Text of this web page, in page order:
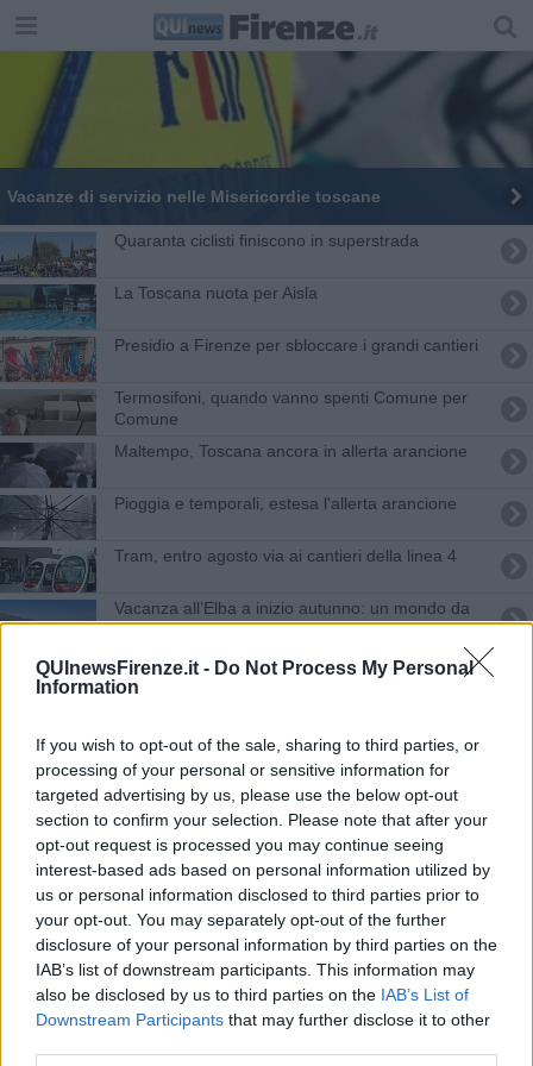
QUInewsFirenze.it - Do Not Process My Personal
Information
If you wish to opt-out of the sale, sharing to third parties, or
processing of your personal or sensitive information for
targeted advertising by us, please use the below opt-out
section to confirm your selection. Please note that after your
opt-out request is processed you may continue seeing
interest-based ads based on personal information utilized by
us or personal information disclosed to third parties prior to
your opt-out. You may separately opt-out of the further
disclosure of your personal information by third parties on the
IAB’s list of downstream participants. This information may
also be disclosed by us to third parties on the IAB’s List of
Downstream Participants that may further disclose it to other
Vacanze di servizio nelle Misericordie toscane
Quaranta ciclisti finiscono in superstrada
La Toscana nuota per Aisla
Presidio a Firenze per sbloccare i grandi cantieri
Termosifoni, quando vanno spenti Comune per
Comune
Maltempo, Toscana ancora in allerta arancione
Pioggia e temporali, estesa l'allerta arancione
Tram, entro agosto via ai cantieri della linea 4
​Vacanza all’Elba a inizio autunno: un mondo da
scoprire
Frigo vuoto? Ecco dove far la spesa a Ferragosto
Sfila la protesta nel giorno dello sciopero
generale
Seicento milioni di euro per l'accordo Galileo
Oil & gas, l'eccellenza mondiale in Toscana
Giuseppe, ultima vittima di una strage senza fine
Meloni: "Pronta a guidare la nazione se gli italiani
lo vorranno"
Riscaldamento, le date di accensione Comune
per Comune